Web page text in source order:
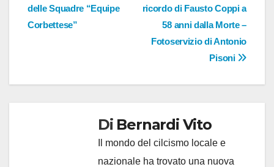
ricordo di Fausto Coppi a
58 anni dalla Morte –
Fotoservizio di Antonio
Pisoni
delle Squadre “Equipe
Corbettese”
Di Bernardi Vito
Il mondo del cilcismo locale e
nazionale ha trovato una nuova